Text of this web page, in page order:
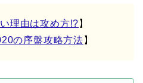
理由は攻め方!? 】
の序盤攻略方法 】